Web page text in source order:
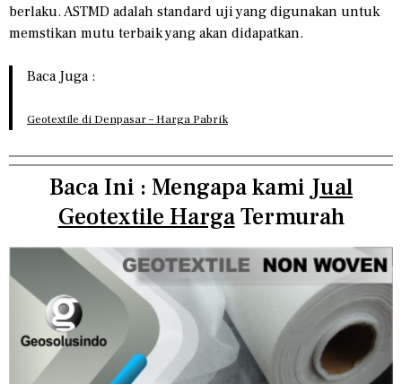
berlaku. ASTMD adalah standard uji yang digunakan untuk
memstikan mutu terbaik yang akan didapatkan.
Baca Juga :
Geotextile di Denpasar – Harga Pabrik
Baca Ini : Mengapa kami Jual
Geotextile HargaTermurah